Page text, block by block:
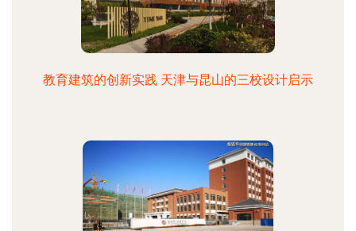
教育建筑的创新实践 天津与昆山的三校设计启示